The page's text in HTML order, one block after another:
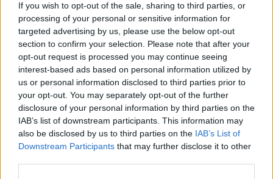
If you wish to opt-out of the sale, sharing to third parties, or
processing of your personal or sensitive information for
targeted advertising by us, please use the below opt-out
section to confirm your selection. Please note that after your
opt-out request is processed you may continue seeing
interest-based ads based on personal information utilized by
us or personal information disclosed to third parties prior to
your opt-out. You may separately opt-out of the further
disclosure of your personal information by third parties on the
IAB’s list of downstream participants. This information may
also be disclosed by us to third parties on the IAB’s List of
Downstream Participants that may further disclose it to other
Pa saj imamo nedeljo boste rekli. V nedeljo počivamo.
Nedelja ima svoje korenine v poganstvu in je bila
vsiljena s kraljevimi zakoni in sklepi cerkvenih zborov. Od
prve do zadnje knjige Svetega pisma se posvečevanje
nedelje ne omenja, veliko pa je napisanega o soboti.
Poleg tega je nedelja prvi dan tedna, ampak to je že
druga zgodba.
Cesar Konstantin je leta 321 izdal odlok, s katerim je